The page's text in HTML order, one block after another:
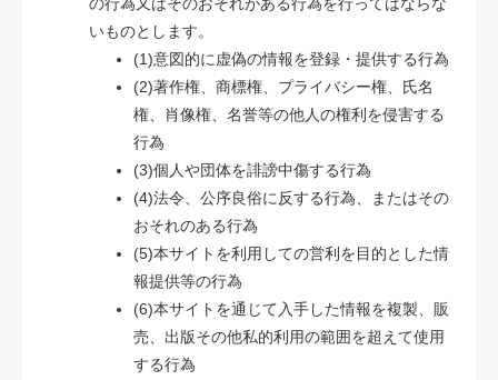
いものとします。
(1)意図的に虚偽の情報を登録・提供する行為
(2)著作権、商標権、プライバシー権、氏名
権、肖像権、名誉等の他人の権利を侵害する
行為
(3)個人や団体を誹謗中傷する行為
(4)法令、公序良俗に反する行為、またはその
おそれのある行為
(5)本サイトを利用しての営利を目的とした情
報提供等の行為
(6)本サイトを通じて入手した情報を複製、販
売、出版その他私的利用の範囲を超えて使用
する行為